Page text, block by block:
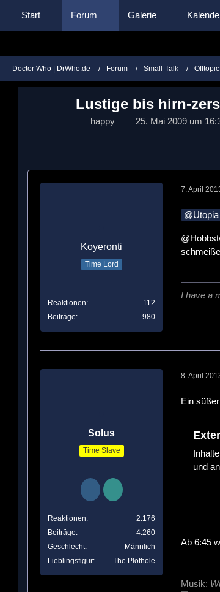
Start Forum Galerie
Doctor Who | DrWho.de Forum Small-Talk Offtopic
Lustige bis hirn-
happy 25. Mai 2009 um
Koyeronti
Time Lord
Reaktionen
112
Beiträge
980
7. April
Utopia
I have a
Solus
Time Slave
Reaktionen
2.176
Beiträge
4.260
Geschlecht
Männlich
Lieblingsfigur
The Plothole
8. April
Ein
und
Ab 6:45
Musik: